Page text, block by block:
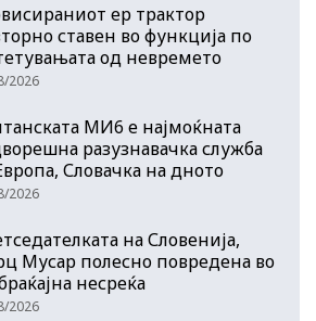
ер трактор
ставен во функција по
од невремето
2026
МИ6 е најмоќната
разузнавачка служба
Словачка на дното
2026
на Словенија,
Мусар полесно повредена во
несреќа
2026